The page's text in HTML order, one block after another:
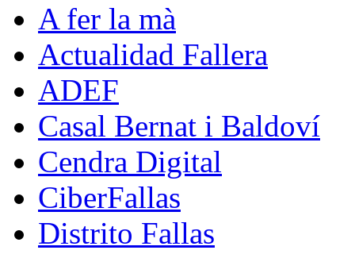
A fer la mà
Actualidad Fallera
ADEF
Casal Bernat i Baldoví
Cendra Digital
CiberFallas
Distrito Fallas